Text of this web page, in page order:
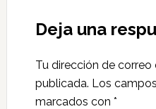
Deja una
Tu dirección de
publicada. Los
marcados con *